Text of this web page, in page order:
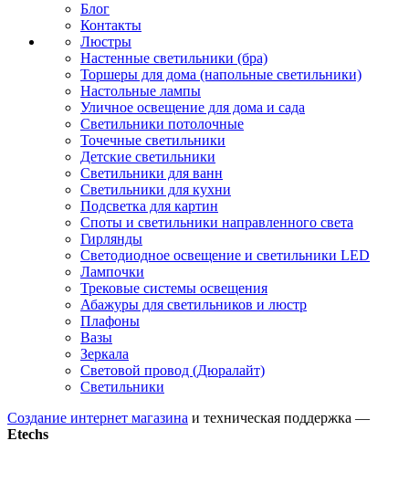
Блог
Контакты
Люстры
Настенные светильники (бра)
Торшеры для дома (напольные светильники)
Настольные лампы
Уличное освещение для дома и сада
Светильники потолочные
Точечные светильники
Детские светильники
Светильники для ванн
Светильники для кухни
Подсветка для картин
Споты и светильники направленного света
Гирлянды
Светодиодное освещение и светильники LED
Лампочки
Трековые системы освещения
Абажуры для светильников и люстр
Плафоны
Вазы
Зеркала
Световой провод (Дюралайт)
Светильники
Создание интернет магазина и техническая поддержка —
Etechs